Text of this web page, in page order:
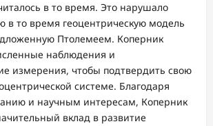
в то время. Это нарушало
в то время геоцентрическую модель
Птолемеем. Коперник
наблюдения и
измерения, чтобы подтвердить свою
системе. Благодаря
и научным интересам, Коперник
вклад в развитие